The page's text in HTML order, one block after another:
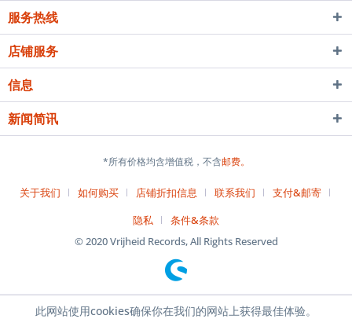
服务热线
店铺服务
信息
新闻简讯
*所有价格均含增值税，不含邮费。
关于我们 如何购买 店铺折扣信息 联系我们
支付&邮寄
隐私
条件&条款
© 2020 Vrijheid Records, All Rights Reserved
此网站使用cookies确保你在我们的网站上获得最佳体验。